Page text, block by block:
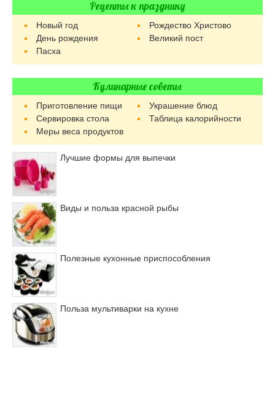
Рецепты к празднику
Новый год
Рождество Христово
День рождения
Великий пост
Пасха
Кулинарные советы
Приготовление пищи
Украшение блюд
Сервировка стола
Таблица калорийности
Меры веса продуктов
Лучшие формы для выпечки
Виды и польза красной рыбы
Полезные кухонные приспособления
Польза мультиварки на кухне